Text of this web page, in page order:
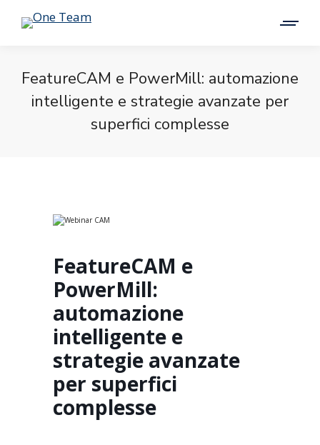
FeatureCAM e PowerMill: automazione
intelligente e strategie avanzate per
superfici complesse
FeatureCAM e
PowerMill:
automazione
intelligente e
strategie avanzate
per superfici
complesse